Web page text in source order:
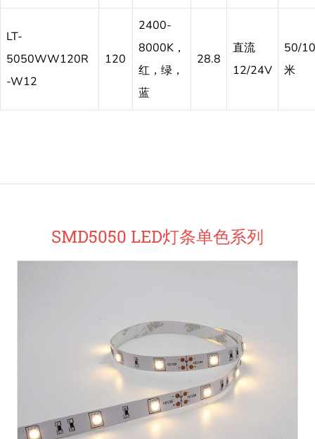
LT-
5050WW120R
-W12
120
2400-
8000K，
红，绿，
蓝
28.8
直流
12/24V
50/
米
SMD5050 LED灯条单色系列